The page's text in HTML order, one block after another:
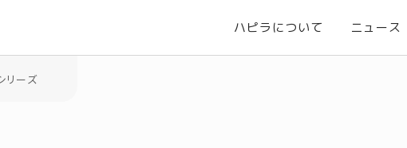
ハピラについて ニュース
リーズ